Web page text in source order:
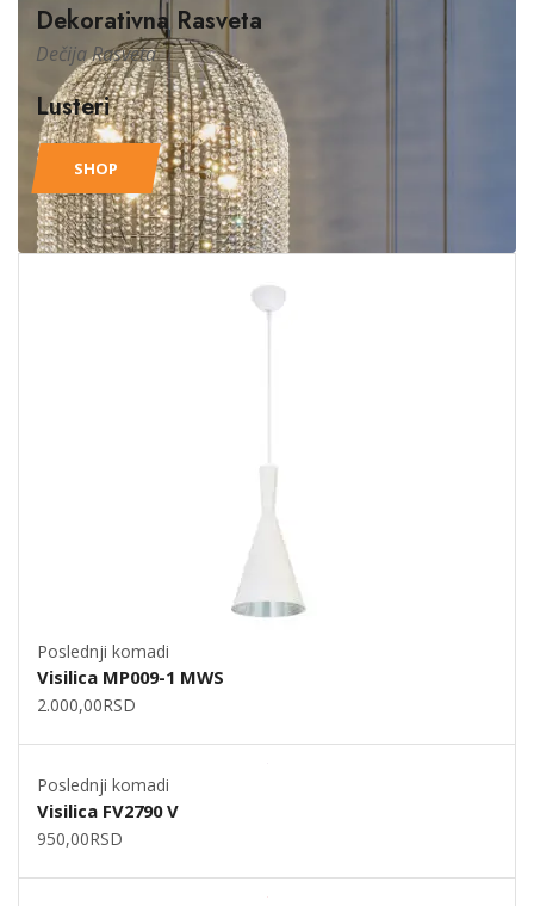
Dekorativna Rasveta
Dečija Rasveta
Lusteri
SHOP
Poslednji komadi
Visilica MP009-1 MWS
2.000,00RSD
Poslednji komadi
Visilica FV2790 V
950,00RSD